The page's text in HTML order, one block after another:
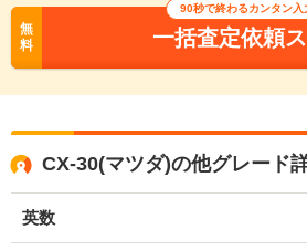
無
料
90秒で終わるカンタン入
一括査定依頼
CX-30(マツダ)の他グレード
英数